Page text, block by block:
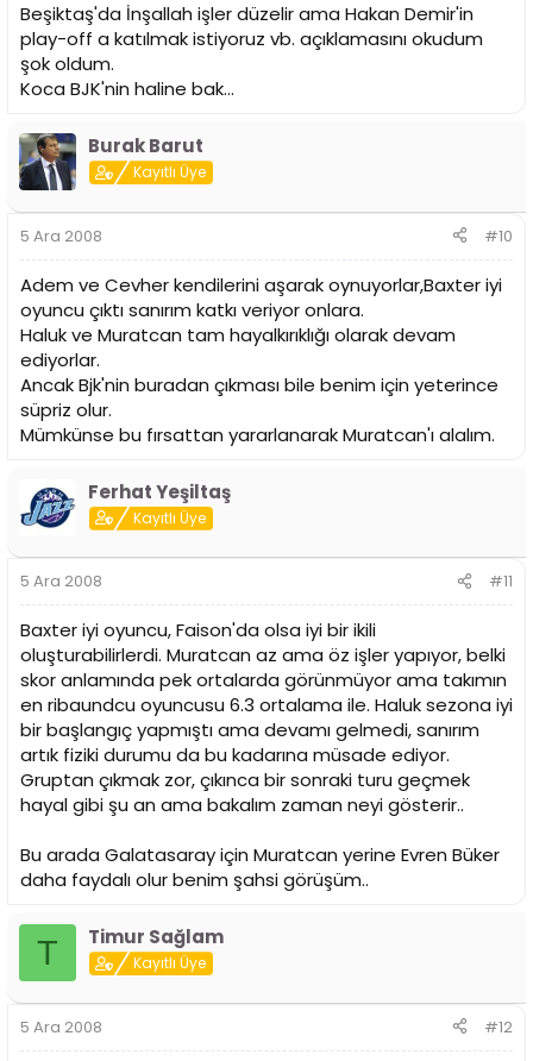
Beşiktaş'da İnşallah işler düzelir ama Hakan Demir'in
play-off a katılmak istiyoruz vb. açıklamasını okudum
şok oldum.
Koca BJK'nin haline bak...
Burak Barut
Kayıtlı Üye
5 Ara 2008 #10
Adem ve Cevher kendilerini aşarak oynuyorlar,Baxter iyi
oyuncu çıktı sanırım katkı veriyor onlara.
Haluk ve Muratcan tam hayalkırıklığı olarak devam
ediyorlar.
Ancak Bjk'nin buradan çıkması bile benim için yeterince
süpriz olur.
Mümkünse bu fırsattan yararlanarak Muratcan'ı alalım.
Ferhat Yeşiltaş
Kayıtlı Üye
5 Ara 2008 #11
Baxter iyi oyuncu, Faison'da olsa iyi bir ikili
oluşturabilirlerdi. Muratcan az ama öz işler yapıyor, belki
skor anlamında pek ortalarda görünmüyor ama takımın
en ribaundcu oyuncusu 6.3 ortalama ile. Haluk sezona iyi
bir başlangıç yapmıştı ama devamı gelmedi, sanırım
artık fiziki durumu da bu kadarına müsade ediyor.
Gruptan çıkmak zor, çıkınca bir sonraki turu geçmek
hayal gibi şu an ama bakalım zaman neyi gösterir..
Bu arada Galatasaray için Muratcan yerine Evren Büker
daha faydalı olur benim şahsi görüşüm..
T Timur Sağlam
Kayıtlı Üye
5 Ara 2008 #12